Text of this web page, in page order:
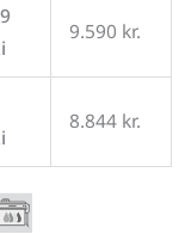
9.590 kr.
8.844 kr.